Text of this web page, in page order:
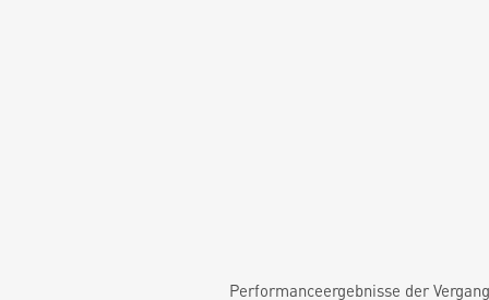
Performanceergebnisse der